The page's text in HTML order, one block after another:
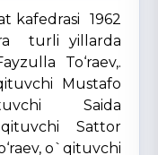
kafedrasi 1962
turli yillarda
To‘raev,.
Mustafo
Saida
Sattor
o`qituvchi